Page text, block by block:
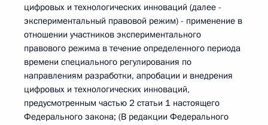
цифровых и технологических инноваций (далее -
экспериментальный правовой режим) - применение в
отношении участников экспериментального
правового режима в течение определенного периода
времени специального регулирования по
направлениям разработки, апробации и внедрения
цифровых и технологических инноваций,
предусмотренным частью 2 статьи 1 настоящего
Федерального закона; (В редакции Федерального